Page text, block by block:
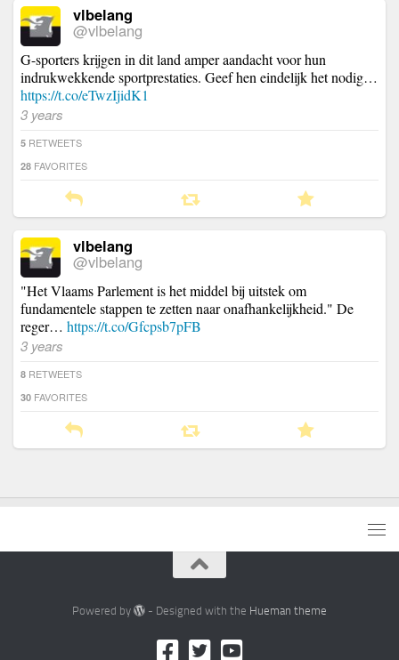
vlbelang
@vlbelang
G-sporters krijgen in dit land amper aandacht voor hun
indrukwekkende sportprestaties. Geef hen eindelijk het nodig…
https://t.co/eTwzIjidK1
3 years
5 RETWEETS
28 FAVORITES
vlbelang
@vlbelang
"Het Vlaams Parlement is het middel bij uitstek om
fundamentele stappen te zetten naar onafhankelijkheid." De
reger… https://t.co/Gfcpsb7pFB
3 years
8 RETWEETS
30 FAVORITES
Powered by - Designed with the Hueman theme